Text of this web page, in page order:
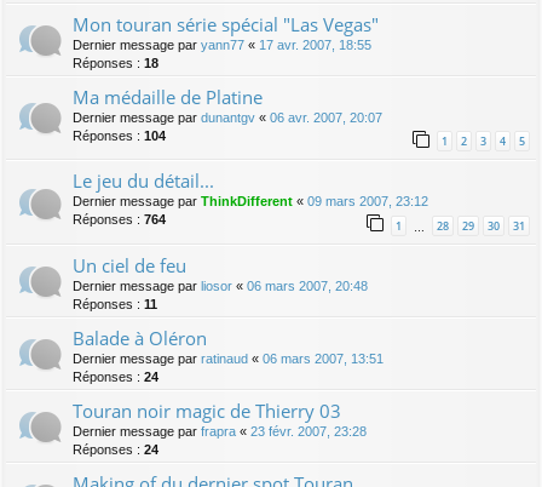
Mon touran série spécial "Las Vegas"
Dernier message par yann77 « 17 avr. 2007, 18:55
Réponses : 18
Ma médaille de Platine
Dernier message par dunantgv « 06 avr. 2007, 20:07
Réponses : 104 1 2 3 4 5
Le jeu du détail...
Dernier message par ThinkDifferent « 09 mars 2007, 23:12
Réponses : 764 1 28 29 30 31
Un ciel de feu
Dernier message par liosor « 06 mars 2007, 20:48
Réponses : 11
Balade à Oléron
Dernier message par ratinaud « 06 mars 2007, 13:51
Réponses : 24
Touran noir magic de Thierry 03
Dernier message par frapra « 23 févr. 2007, 23:28
Réponses : 24